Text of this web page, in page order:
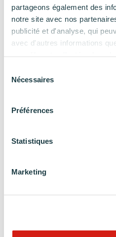
partageons également des
notre site avec nos
publicité et d'analyse, qui
avec d'autres informations
Nécessaires
Préférences
Statistiques
Marketing
Cuisine mate
Une finition